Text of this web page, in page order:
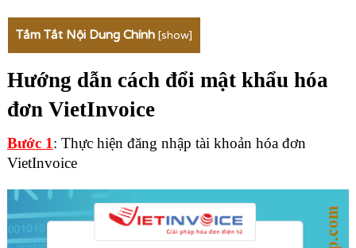
Tắm Tắt Nội Dung Chính [show]
Hướng dẫn cách đổi mật khẩu hóa
đơn VietInvoice
Bước 1: Thực hiện đăng nhập tài khoản hóa đơn
VietInvoice